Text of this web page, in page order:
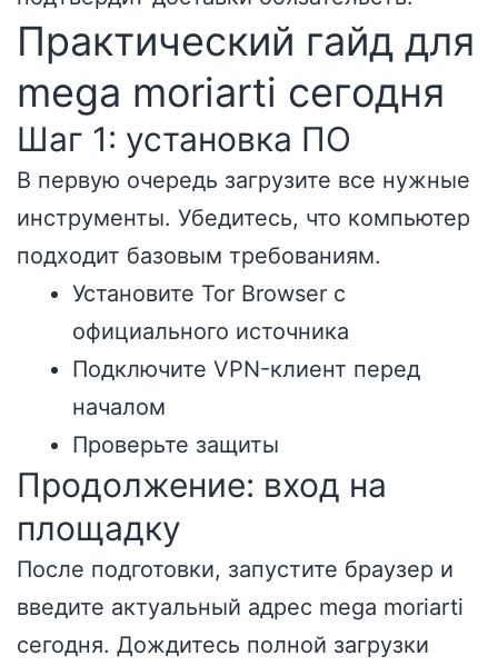
Практический гайд для
mega moriarti сегодня
Шаг 1: установка ПО
В первую очередь загрузите все нужные
инструменты. Убедитесь, что компьютер
подходит базовым требованиям.
Установите Tor Browser с
официального источника
Подключите VPN-клиент перед
началом
Проверьте защиты
Продолжение: вход на
площадку
После подготовки, запустите браузер и
введите актуальный адрес mega moriarti
сегодня. Дождитесь полной загрузки